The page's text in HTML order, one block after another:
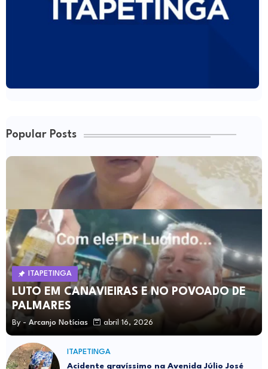
Popular Posts
ITAPETINGA
LUTO EM CANAVIEIRAS E NO POVOADO DE
PALMARES
By - Arcanjo Notícias abril 16, 2026
ITAPETINGA
Acidente gravíssimo na Avenida Júlio José